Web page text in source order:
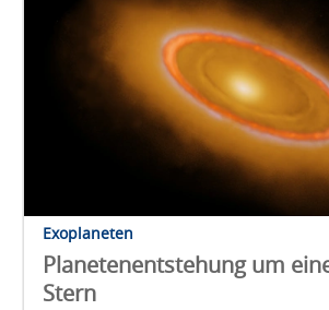
Exoplaneten
Planetenentstehung um
Stern